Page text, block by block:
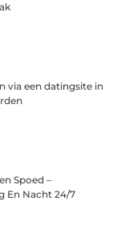
via een datingsite in
Spoed –
En Nacht 24/7